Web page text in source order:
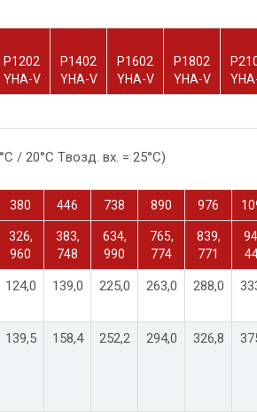
P1202
YHA-V
P1402
YHA-V
P1602
YHA-V
P1802
YHA-V
/ 20°С Tвозд. вх. = 25°C)
380 446 738 890 976
326,
960
383,
748
634,
990
765,
774
839,
771
124,0 139,0 225,0 263,0 288,0
139,5 158,4 252,2 294,0 326,8